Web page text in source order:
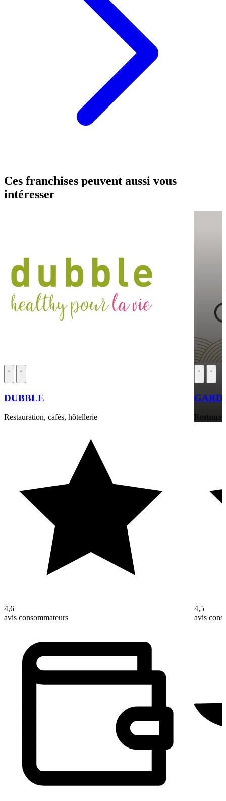
Ces franchises peuvent aussi vous
intéresser
DUBBLE
Restauration, cafés, hôtellerie
4,6
avis consommateurs
4,5
avis